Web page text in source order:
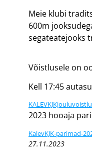
Meie klubi
600m
segateatejooks
Võistlusele on
Kell 17:45
2023 hooaja
KalevKJK-parimad-
27.11.2023